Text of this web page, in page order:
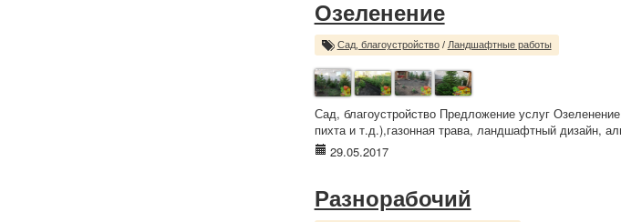
Озеленение
Сад, благоустройство/ Ландшафтные работы
Сад, благоустройство Предложение услуг
пихта и т.д.),газонная трава, ландшафтный дизайн,
29.05.2017
Разнорабочий